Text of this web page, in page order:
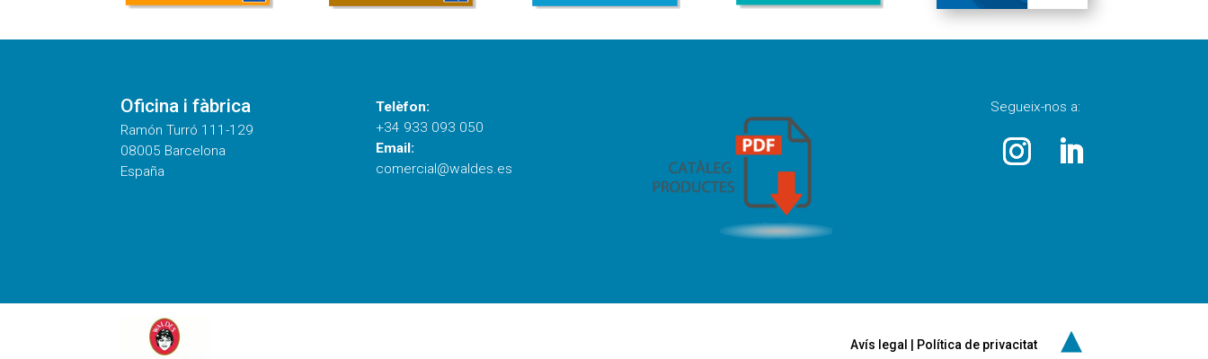
Oficina i fàbrica
Ramón Turró 111-129
08005 Barcelona
España
Telèfon:
+34 933 093 050
Email:
comercial@waldes.es
Segueix-nos a:
▲
Avís legal Política de privacitat